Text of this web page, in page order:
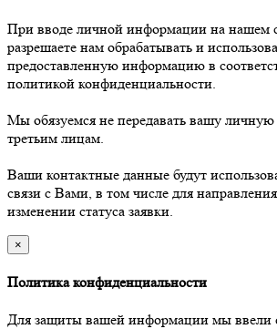
При вводе личной информации на нашем
разрешаете нам обрабатывать и
предоставленную информацию в
политикой конфиденциальности.
Мы обязуемся не передавать вашу
третьим лицам.
Ваши контактные данные будут
связи с Вами, в том числе для
изменении статуса заявки.
×
Политика конфиденциальности
Для защиты вашей информации мы ввели